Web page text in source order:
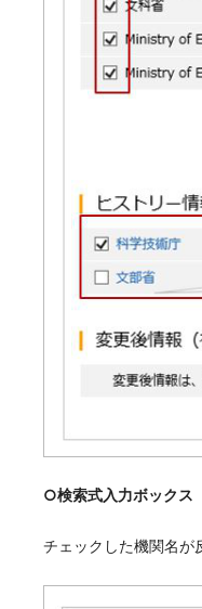
○検索式入力ボックス
チェックした機関名が